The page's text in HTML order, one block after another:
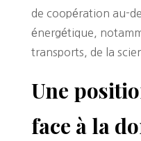
de coopération au-
énergétique,
transports, de la
Une
face à la